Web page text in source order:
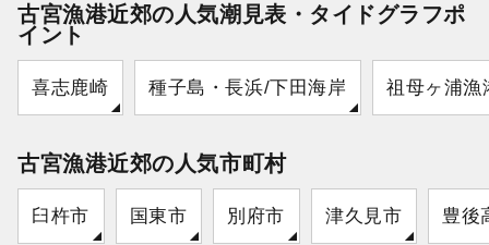
古宮漁港近郊の人気潮見表・タイドグラフポ
イント
喜志鹿崎 種子島・長浜/下田海岸 祖母ヶ浦漁
古宮漁港近郊の人気市町村
臼杵市 国東市 別府市 津久見市 豊後